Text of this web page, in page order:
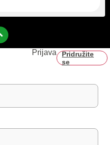
Prijava
Pridružite
se